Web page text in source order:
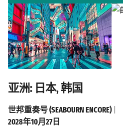
亚洲: 日本, 韩国
世邦重奏号 (SEABOURN ENCORE)|
2028年10月27日